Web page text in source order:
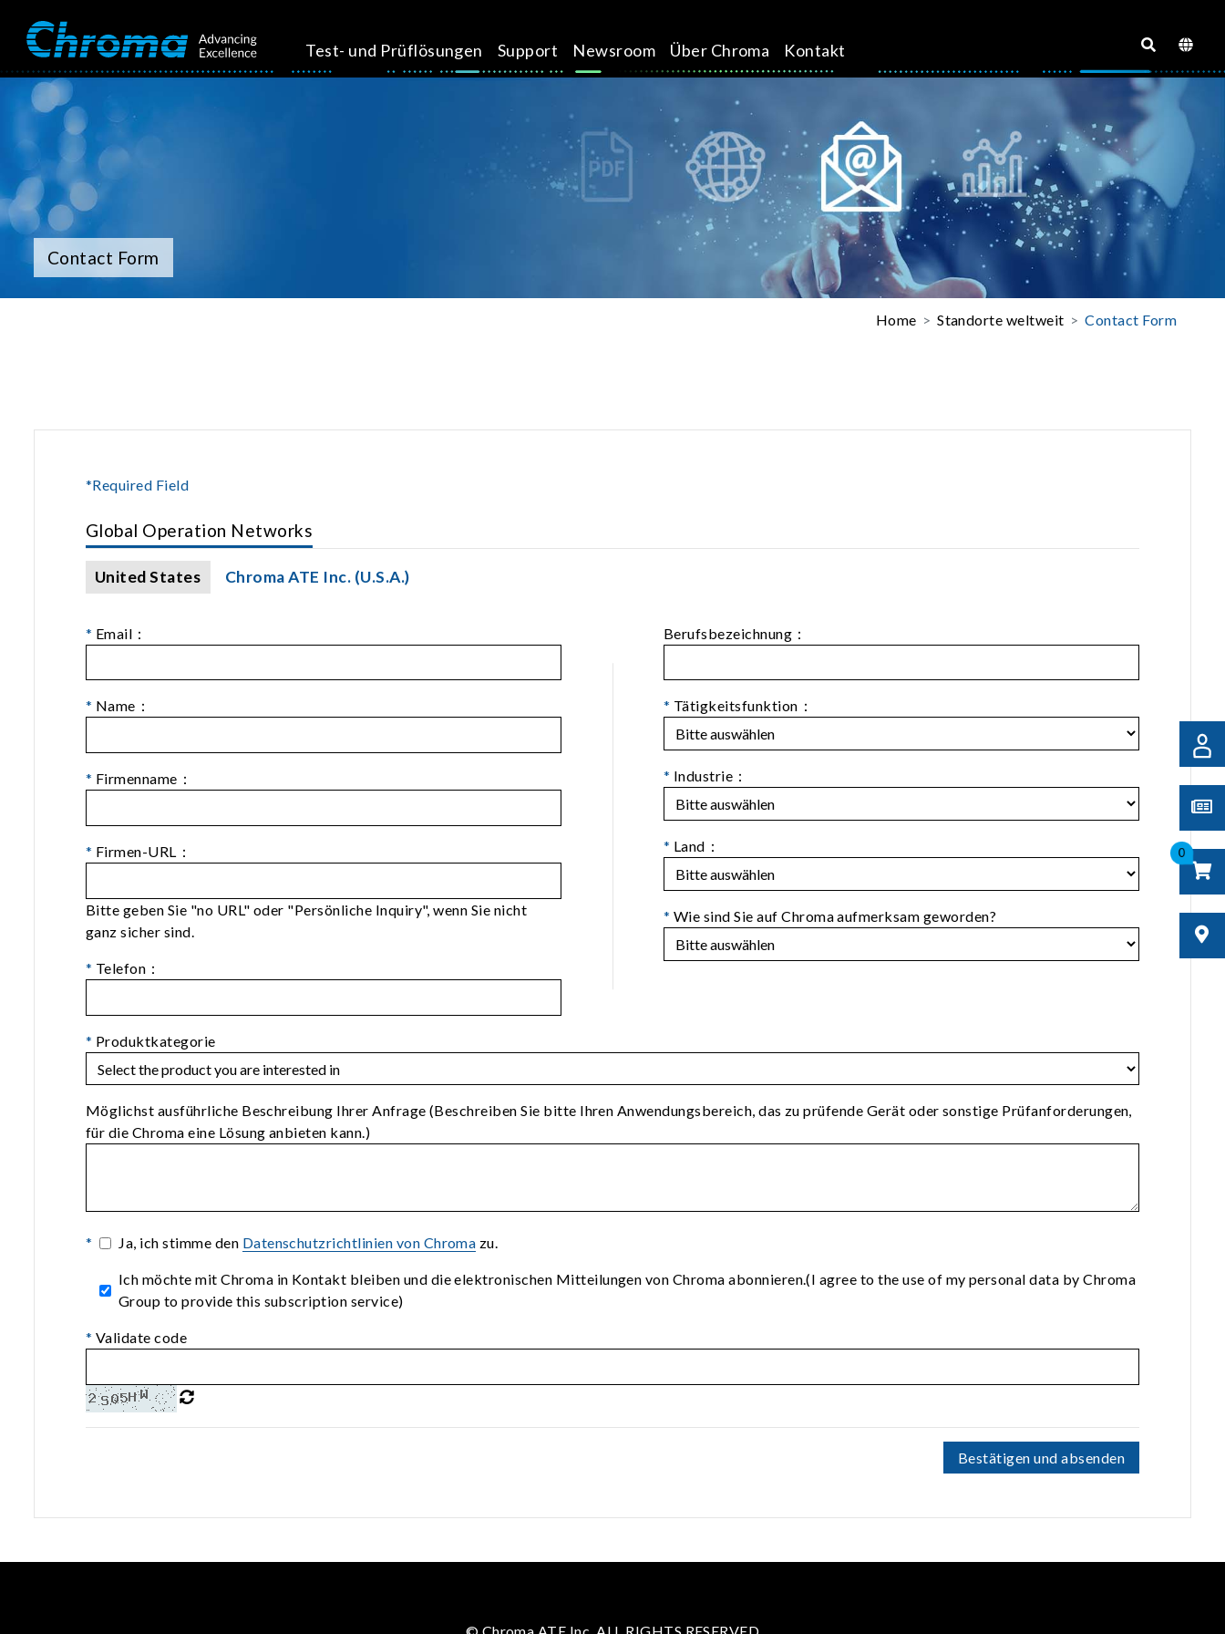
Test- und Prüflösungen Support Newsroom Über Chroma Kontakt
0
Contact Form
Home Standorte weltweit Contact Form
*Required Field
Global Operation Networks
United States Chroma ATE Inc. (U.S.A.)
* Email：
* Name：
* Firmenname：
* Firmen-URL：
Bitte geben Sie "no URL" oder "Persönliche Inquiry", wenn Sie nicht
ganz sicher sind.
* Telefon：
Berufsbezeichnung：
* Tätigkeitsfunktion：
* Industrie：
* Land：
* Wie sind Sie auf Chroma aufmerksam geworden?
* Produktkategorie
Möglichst ausführliche Beschreibung Ihrer Anfrage (Beschreiben Sie bitte Ihren Anwendungsbereich, das zu prüfende Gerät oder sonstige Prüfanforderungen,
für die Chroma eine Lösung anbieten kann.)
* Ja, ich stimme den Datenschutzrichtlinien von Chroma zu.
Ich möchte mit Chroma in Kontakt bleiben und die elektronischen Mitteilungen von Chroma abonnieren.(I agree to the use of my personal data by Chroma
Group to provide this subscription service)
* Validate code
Bestätigen und absenden